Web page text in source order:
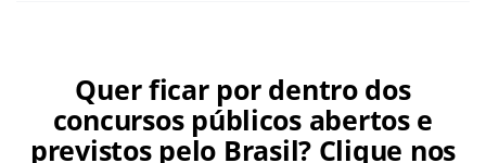
Quer ficar por dentro dos
concursos públicos abertos e
previstos pelo Brasil? Clique nos